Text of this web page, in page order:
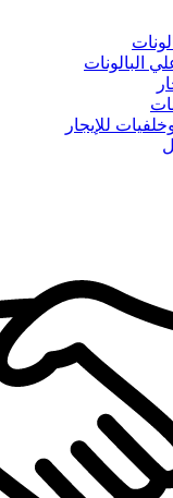
البالونات
للإيجار